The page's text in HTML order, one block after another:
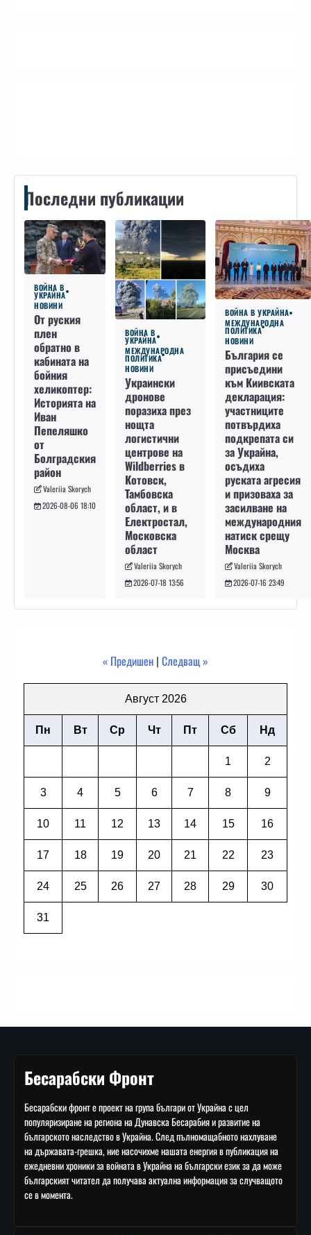
Последни публикации
ВОЙНА В
УКРАЙНА
НОВИНИ
От руския
плен
обратно в
кабината на
бойния
хеликоптер:
Историята на
Иван
Пепеляшко
от
Болградския
район
Valeriia Skorych
2026-08-06 18:10
ВОЙНА В
УКРАЙНА
МЕЖДУНАРОДНА
ПОЛИТИКА
НОВИНИ
Украински
дронове
поразиха през
нощта
логистични
центрове на
Wildberries в
Котовск,
Тамбовска
област, и в
Електростал,
Московска
област
Valeriia Skorych
2026-07-18 13:56
ВОЙНА В УКРАЙНА
МЕЖДУНАРОДНА
ПОЛИТИКА
НОВИНИ
България се
присъедини
към Киивската
декларация:
участниците
потвърдиха
подкрепата си
за Украйна,
осъдиха
руската агресия
и призоваха за
засилване на
международния
натиск срещу
Москва
Valeriia Skorych
2026-07-16 23:49
« Предишен | Следващ »
Август 2026
Пн Вт Ср Чт Пт Сб Нд
1 2
3 4 5 6 7 8 9
10 11 12 13 14 15 16
17 18 19 20 21 22 23
24 25 26 27 28 29 30
31
Бесарабски Фронт
Бесарабски фронт е проект на група българи от Украйна с цел
популяризиране на региона на Дунавска Бесарабия и развитие на
българското наследство в Украйна. След пълномащабното нахлуване
на държавата-грешка, ние насочихме нашата енергия в публикация на
ежедневни хроники за войната в Украйна на български език за да може
българският читател да получава актуална информация за случващото
се в момента.